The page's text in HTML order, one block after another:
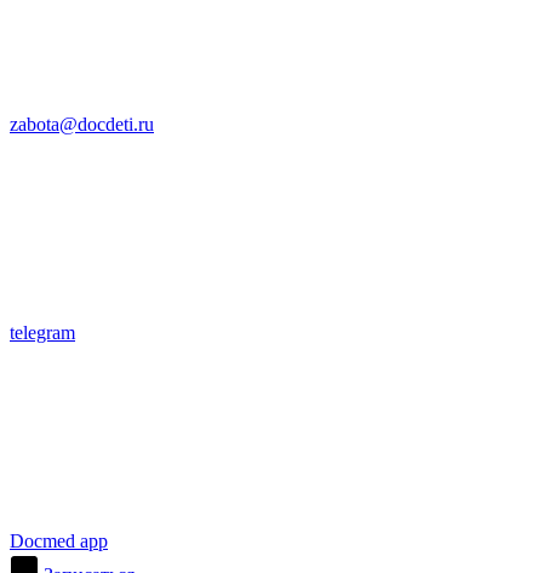
zabota@docdeti.ru
telegram
Docmed app